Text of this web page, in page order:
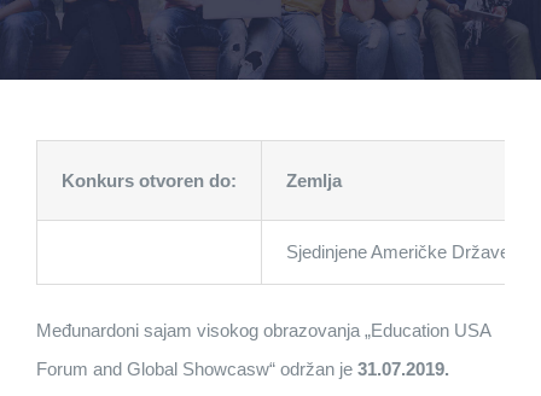
Konkurs otvoren do: Zemlja
Sjedinjene Američke Države
Međunardoni sajam visokog obrazovanja „Education USA
Forum and Global Showcasw“ održan je 31.07.2019.